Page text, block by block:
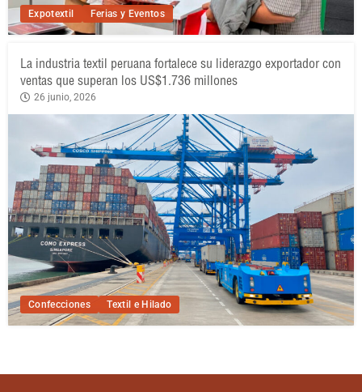
Expotextil Ferias y Eventos
Confecciones Textil e Hilado
La industria textil peruana fortalece su liderazgo exportador con
ventas que superan los US$1.736 millones
26 junio, 2026